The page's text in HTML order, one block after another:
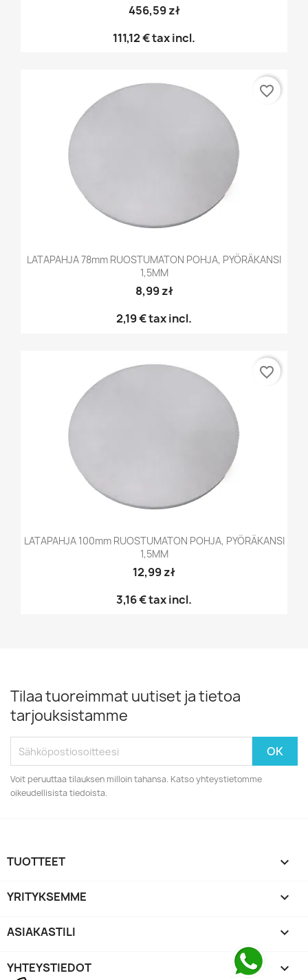
456,59 zł
111,12 €tax incl.
LATAPAHJA 78mm RUOSTUMATON POHJA, PYÖRÄKANSI
1,5MM
8,99 zł
2,19 €tax incl.
favorite_border
LATAPAHJA 100mm RUOSTUMATON POHJA, PYÖRÄKANSI
1,5MM
12,99 zł
3,16 €tax incl.
favorite_border
Tilaa tuoreimmat uutiset ja tietoa
tarjouksistamme
Voit peruuttaa tilauksen milloin tahansa. Katso yhteystietomme
oikeudellisista tiedoista.
TUOTTEET 
YRITYKSEMME 
ASIAKASTILI 
YHTEYSTIEDOT keyboard_arrow_down